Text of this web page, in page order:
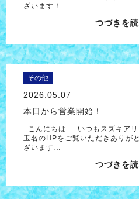
ざいます！…
つづきを
その他
2026.05.07
本日から営業開始！
こんにちは いつもスズキアリ
玉名のHPをご覧いただきありが
ざいます…
つづきを